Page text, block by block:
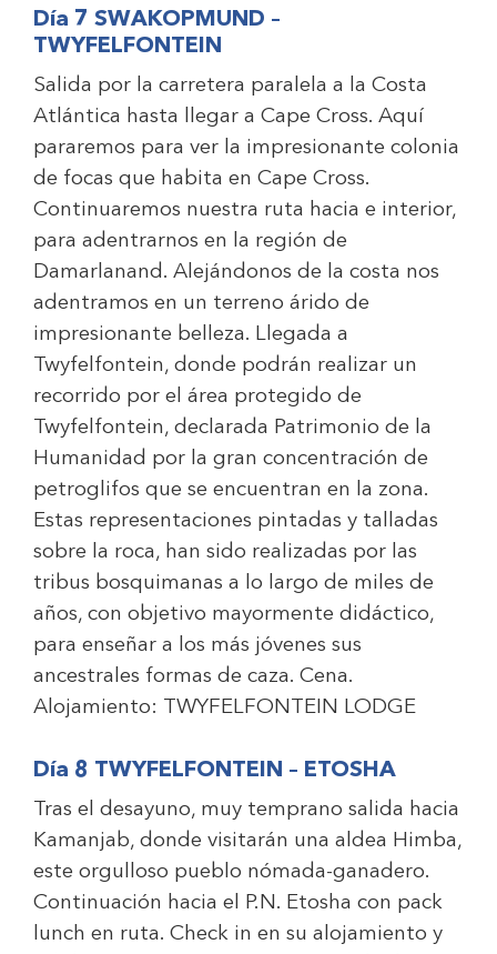
Día 7 SWAKOPMUND –
TWYFELFONTEIN
Salida por la carretera paralela a la Costa
Atlántica hasta llegar a Cape Cross. Aquí
pararemos para ver la impresionante colonia
de focas que habita en Cape Cross.
Continuaremos nuestra ruta hacia e interior,
para adentrarnos en la región de
Damarlanand. Alejándonos de la costa nos
adentramos en un terreno árido de
impresionante belleza. Llegada a
Twyfelfontein, donde podrán realizar un
recorrido por el área protegido de
Twyfelfontein, declarada Patrimonio de la
Humanidad por la gran concentración de
petroglifos que se encuentran en la zona.
Estas representaciones pintadas y talladas
sobre la roca, han sido realizadas por las
tribus bosquimanas a lo largo de miles de
años, con objetivo mayormente didáctico,
para enseñar a los más jóvenes sus
ancestrales formas de caza. Cena.
Alojamiento:
TWYFELFONTEIN LODGE
Día 8 TWYFELFONTEIN – ETOSHA
Tras el desayuno, muy temprano salida hacia
Kamanjab, donde visitarán una aldea Himba,
este orgulloso pueblo nómada-ganadero.
Continuación hacia el P.N. Etosha con pack
lunch en ruta. Check in en su alojamiento y